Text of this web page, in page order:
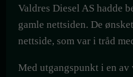
Valdres Diesel AS hadde
gamle nettsiden. De
nettside, som var i tråd
Med utgangspunkt i en av